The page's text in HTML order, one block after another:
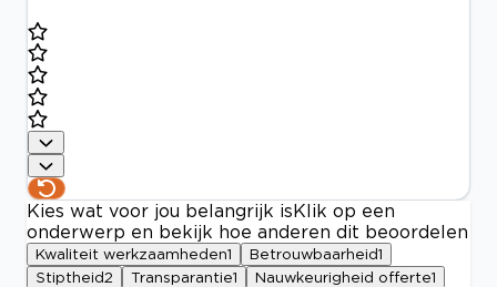
Kies wat voor jou belangrijk is Klik op een
onderwerp en bekijk hoe anderen dit beoordelen
Kwaliteit werkzaamheden1 Betrouwbaarheid1
Stiptheid2 Transparantie1 Nauwkeurigheid offerte1